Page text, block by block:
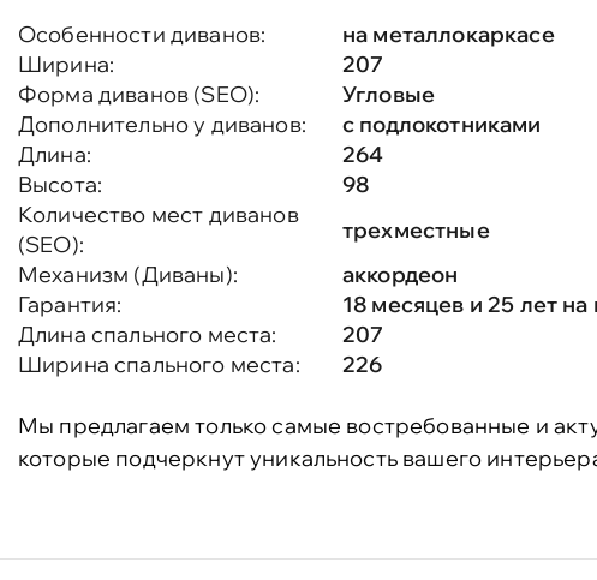
Особенности диванов:
на металлокаркасе
Ширина:
207
Форма диванов (SEO):
Угловые
Дополнительно у диванов:
с подлокотниками
Длина:
264
Высота:
98
Количество мест диванов
(SEO):
трехместные
Механизм (Диваны):
аккордеон
Гарантия:
18 месяцев и 25 лет
Длина спального места:
207
Ширина спального места:
226
Мы предлагаем только самые востребованные и
которые подчеркнут уникальность вашего